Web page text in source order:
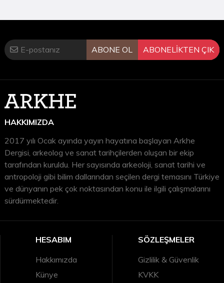
ABONE OL ABONELİKTEN ÇIK
HAKKIMIZDA
2017 yılı Ocak ayında yayın hayatına başlayan Arkhe
Dergisi, arkeolog ve sanat tarihçilerden oluşan bir ekip
tarafından kuruldu. Her sayısında arkeoloji, sanat tarihi ve
antropoloji gibi bilim dallarından seçilen dergi temasını Türkiye
ve dünyanın pek çok noktasından konu ile ilgili çalışmalarını
sürdürmektedir.
HESABIM
Hakkımızda
Künye
SÖZLEŞMELER
Gizlilik & Güvenlik
KVKK